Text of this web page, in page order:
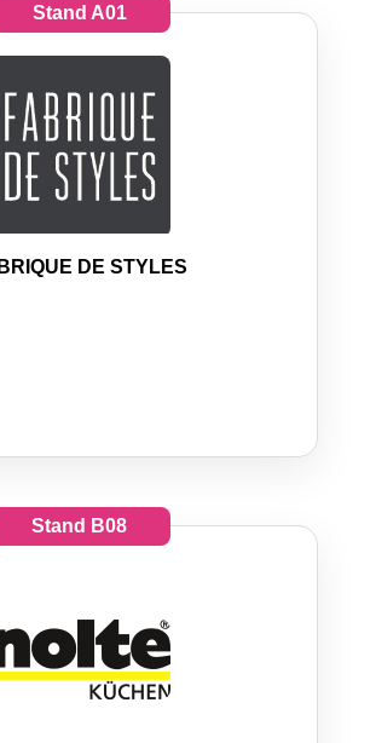
Stand A01
DE STYLES
Stand B08